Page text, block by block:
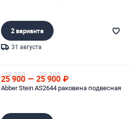
2 варианта
31 августа
29 200
25 900 — 29 200
25 900 ₽
Abber Stein AS2644 раковина подвесная